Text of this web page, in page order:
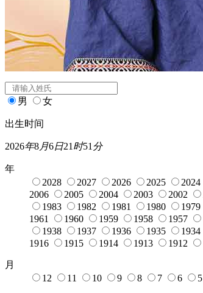
宝宝起名
*
男 女
出生时间
2026年8月6日21 时51 分
年
2028
2027 2026 2025 2024
2006
2005 2004 2003 2002
1983
1982 1981 1980 1979
1961
1960 1959 1958 1957
1938
1937 1936 1935 1934
1916
1915 1914 1913 1912
月
12
11 10 9 8 7 6 5